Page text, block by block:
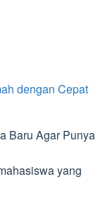
dengan Cepat
Baru Agar Punya
yang